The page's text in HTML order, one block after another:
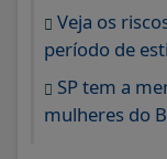
Veja os
período de
SP tem a
mulheres do